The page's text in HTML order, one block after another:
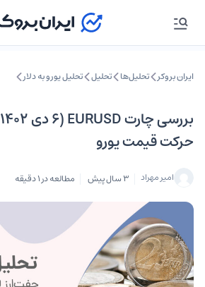
ایران بروکر تحلیل‌ها تحلیل‌ تحلیل یورو به دلار
حرکت قیمت یورو
امیر مهراد 3 سال پیش مطالعه در 1 دقیقه